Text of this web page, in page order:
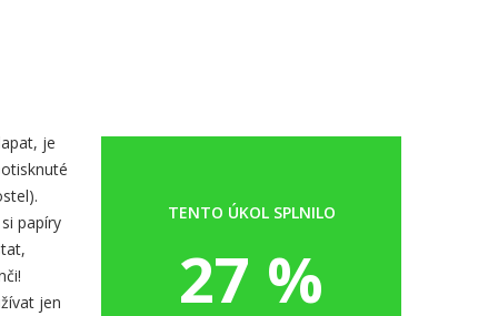
je
papíry
jen
TENTO ÚKOL SPLNILO
27 %